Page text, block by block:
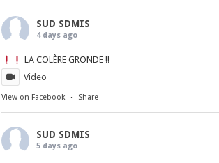
SUD SDMIS
4 days ago
LA COLÈRE GRONDE !!
Video
View on Facebook · Share
SUD SDMIS
5 days ago